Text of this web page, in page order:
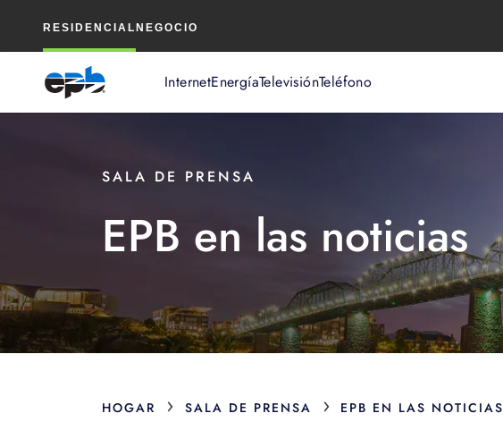
RESIDENCIAL NEGOCIO
InternetEnergíaTelevisiónTeléfono
principal
SALA DE PRENSA
EPB en las noticias
HOGAR › SALA DE PRENSA › EPB EN LAS NOTICIAS